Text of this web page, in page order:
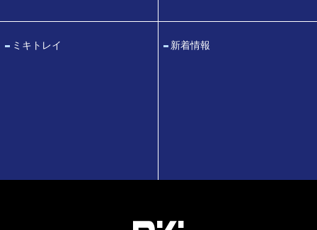
ミキトレイ 新着情報